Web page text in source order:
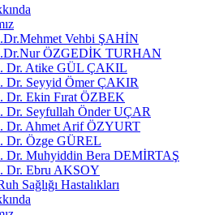
Vehbi ŞAHİN
ÖZGEDİK TURHAN
Dr. Atike GÜL ÇAKIL
Dr. Seyyid Ömer ÇAKIR
Dr. Ekin Fırat ÖZBEK
Dr. Seyfullah Önder UÇAR
Dr. Ahmet Arif ÖZYURT
Dr. Özge GÜREL
Dr. Muhyiddin Bera DEMİRTAŞ
Dr. Ebru AKSOY
Sağlığı Hastalıkları